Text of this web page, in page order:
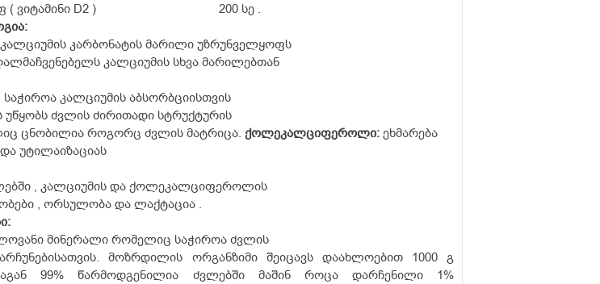
ბფ ( ვიტამინი D2 ) 200 სე .
კარბონატის მარილი უზრუნველყოფს
კალციუმის სხვა მარილებთან
საჭიროა კალციუმის აბსორბციისთვის
უწყობს ძვლის ძირითადი სტრუქტურის
ცნობილია როგორც ძვლის მატრიცა. ქოლეკალციფეროლი: ეხმარება
უტილაიზაციას
, კალციუმის და ქოლეკალციფეროლის
, ორსულობა და ლაქტაცია .
მინერალი რომელიც საჭიროა ძვლის
მოზრდილის ორგანზიმი შეიცავს დაახლოებით 1000 გ
99% წარმოდგენილია ძვლებში მაშინ როცა დარჩენილი 1%